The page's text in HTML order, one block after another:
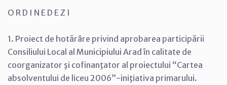
O R D I N E D E Z I
1. Proiect de hotărâre privind aprobarea participării
Consiliului Local al Municipiului Arad în calitate de
coorganizator şi cofinanţator al proiectului “Cartea
absolventului de liceu 2006”-iniţiativa primarului.